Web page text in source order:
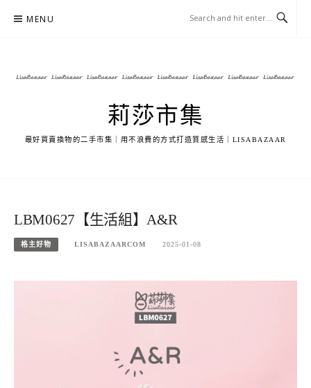
MENU
莉莎市集
最好買賣換物的二手市集｜用不浪費的方式打造質感生活｜LISABAZAAR
LBM0627【生活組】A&R
格主好物 LISABAZAARCOM 2025-01-08